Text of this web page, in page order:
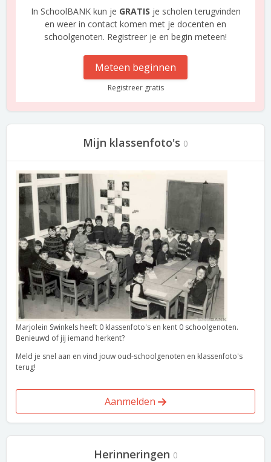
In SchoolBANK kun je GRATIS je scholen terugvinden
en weer in contact komen met je docenten en
schoolgenoten. Registreer je en begin meteen!
Meteen beginnen
Registreer gratis
Mijn klassenfoto's 0
Marjolein Swinkels heeft 0 klassenfoto's en kent 0 schoolgenoten.
Benieuwd of jij iemand herkent?
Meld je snel aan en vind jouw oud-schoolgenoten en klassenfoto's
terug!
Aanmelden
Herinneringen 0